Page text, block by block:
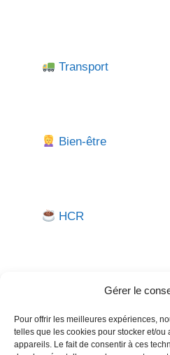
Gérer le
Pour offrir les meilleures expériences,
telles que les cookies pour stocker et/
appareils. Le fait de consentir à ces
Transport
Bien-être
HCR
Besoin d'aide pour créer ou